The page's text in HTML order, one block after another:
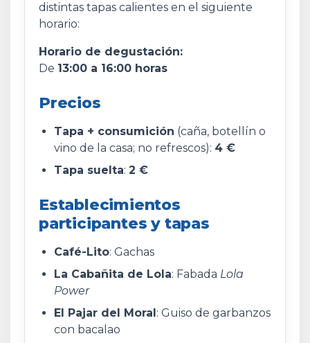
distintas tapas calientes en el siguiente
horario:
Horario de degustación:
De 13:00 a 16:00 horas
Precios
Tapa + consumición (caña, botellín o
vino de la casa; no refrescos): 4 €
Tapa suelta: 2 €
Establecimientos
participantes y tapas
Café-Lito: Gachas
La Cabañita de Lola: Fabada Lola
Power
El Pajar del Moral : Guiso de garbanzos
con bacalao